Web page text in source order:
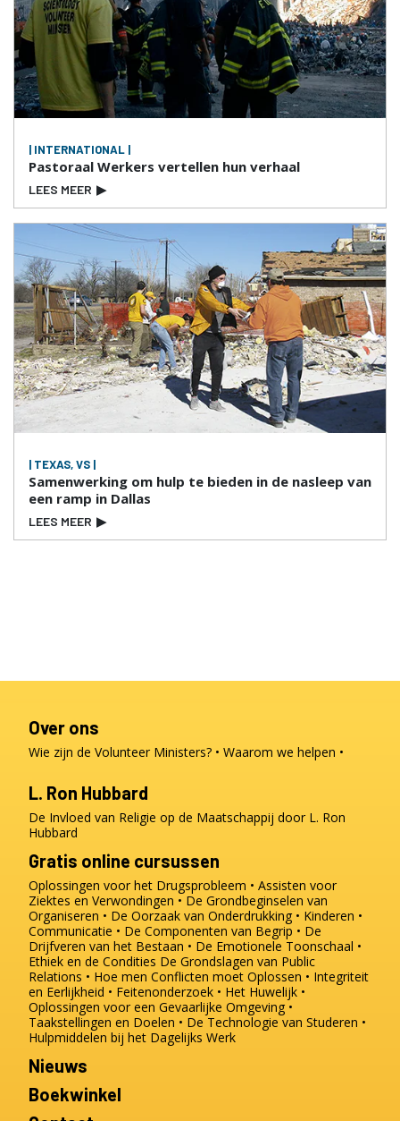
| INTERNATIONAL |
Pastoraal Werkers vertellen hun verhaal
LEES MEER ▶
| TEXAS, VS |
Samenwerking om hulp te bieden in de nasleep van
een ramp in Dallas
LEES MEER ▶
Over ons
Wie zijn de Volunteer Ministers? Waarom we helpen
L. Ron Hubbard
De Invloed van Religie op de Maatschappij door L. Ron
Hubbard
Gratis online cursussen
Oplossingen voor het Drugsprobleem
Assisten voor
Ziektes en Verwondingen
De Grondbeginselen van
Organiseren
De Oorzaak van Onderdrukking
Kinderen
Communicatie
De Componenten van Begrip
De
Drijfveren van het Bestaan
De Emotionele Toonschaal
Ethiek en de Condities De Grondslagen van Public
Relations
Hoe men Conflicten moet Oplossen
Integriteit
en Eerlijkheid
Feitenonderzoek
Het Huwelijk
Oplossingen voor een Gevaarlijke Omgeving
Taakstellingen en Doelen
De Technologie van Studeren
Hulpmiddelen bij het Dagelijks Werk
Nieuws
Boekwinkel